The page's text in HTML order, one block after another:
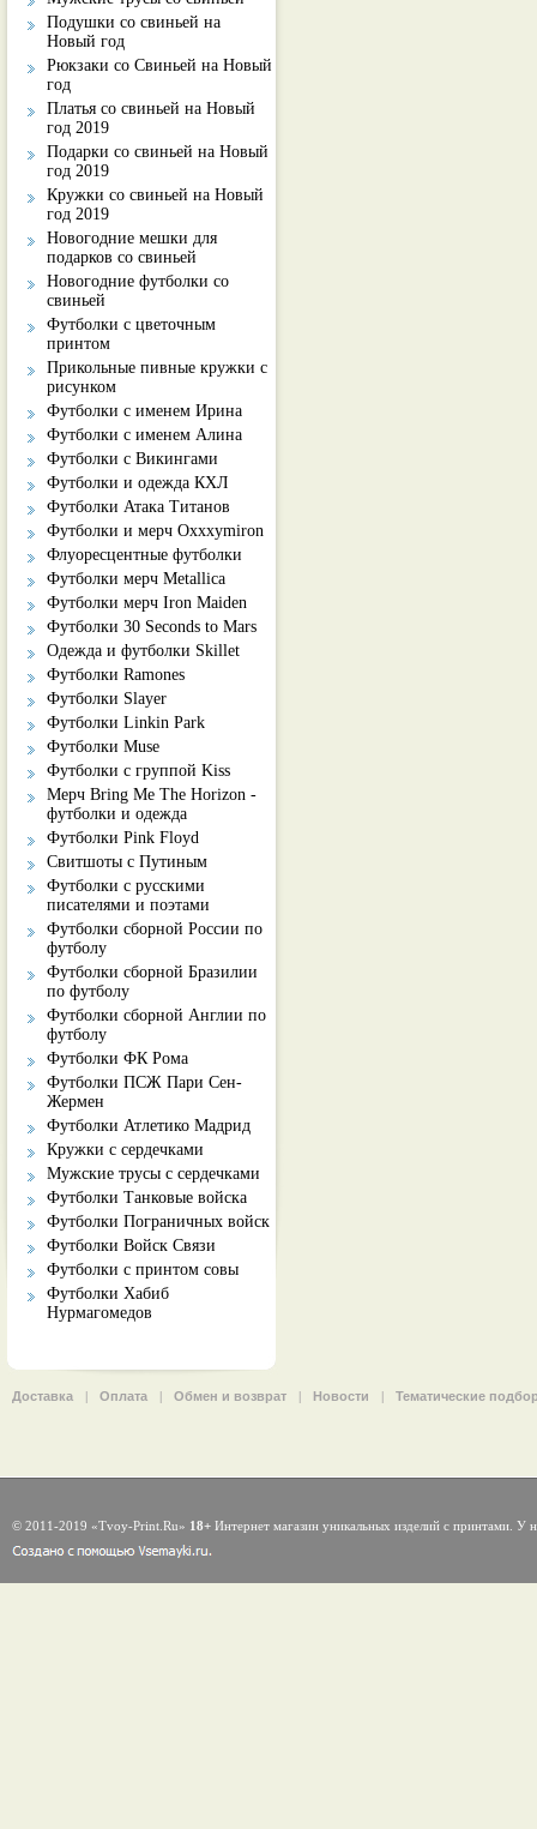
Подушки со свиньей на
Новый год
Рюкзаки со Свиньей на Новый
год
Платья со свиньей на Новый
год 2019
Подарки со свиньей на Новый
год 2019
Кружки со свиньей на Новый
год 2019
Новогодние мешки для
подарков со свиньей
Новогодние футболки со
свиньей
Футболки с цветочным
принтом
Прикольные пивные кружки с
рисунком
Футболки с именем Ирина
Футболки с именем Алина
Футболки с Викингами
Футболки и одежда КХЛ
Футболки Атака Титанов
Футболки и мерч Oxxxymiron
Флуоресцентные футболки
Футболки мерч Metallica
Футболки мерч Iron Maiden
Футболки 30 Seconds to Mars
Одежда и футболки Skillet
Футболки Ramones
Футболки Slayer
Футболки Linkin Park
Футболки Muse
Футболки с группой Kiss
Мерч Bring Me The Horizon -
футболки и одежда
Футболки Pink Floyd
Свитшоты с Путиным
Футболки с русскими
писателями и поэтами
Футболки сборной России по
футболу
Футболки сборной Бразилии
по футболу
Футболки сборной Англии по
футболу
Футболки ФК Рома
Футболки ПСЖ Пари Сен-
Жермен
Футболки Атлетико Мадрид
Кружки с сердечками
Мужские трусы с сердечками
Футболки Танковые войска
Футболки Пограничных войск
Футболки Войск Связи
Футболки с принтом совы
Футболки Хабиб
Нурмагомедов
Доставка | Оплата | Обмен и возврат | Новости | Тематические
© 2011-2019 «Tvoy-Print.Ru» 18+ Интернет магазин уникальных изделий с принтами. У